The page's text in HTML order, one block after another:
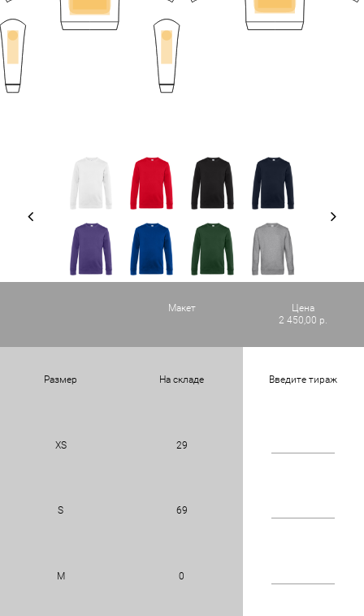
Макет
Цена
2 450,00 р.
Размер На складе Введите тираж
XS 29
S 69
M 0